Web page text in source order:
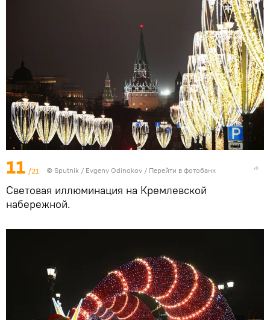
11 /21 © Sputnik / Evgeny Odinokov / Перейти в фотобанк
Световая иллюминация на Кремлевской
набережной.